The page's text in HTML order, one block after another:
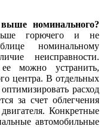
номинального?
горючего и не
номинальному
неисправности.
можно устранить,
центра. В отдельных
расход
за счет облегчения
Конкретные
автомобильные